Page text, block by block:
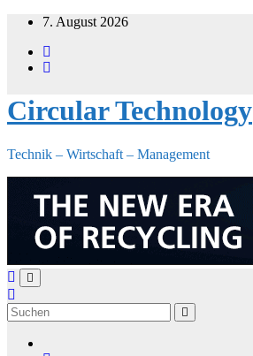
Zum
springen
7. August 2026
Circular Technology
Technik – Wirtschaft – Management